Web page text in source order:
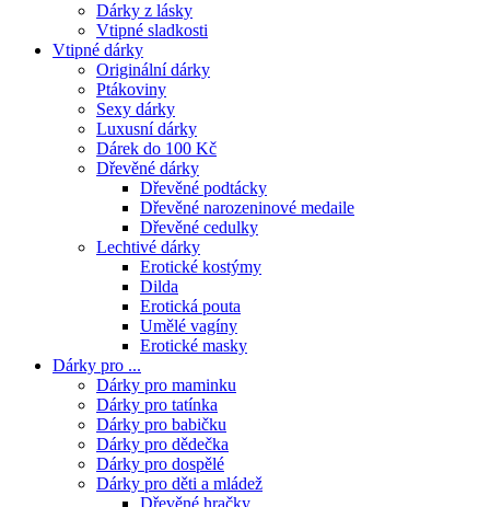
Dárky z lásky
Vtipné sladkosti
Vtipné dárky
Originální dárky
Ptákoviny
Sexy dárky
Luxusní dárky
Dárek do 100 Kč
Dřevěné dárky
Dřevěné podtácky
Dřevěné narozeninové medaile
Dřevěné cedulky
Lechtivé dárky
Erotické kostýmy
Dilda
Erotická pouta
Umělé vagíny
Erotické masky
Dárky pro ...
Dárky pro maminku
Dárky pro tatínka
Dárky pro babičku
Dárky pro dědečka
Dárky pro dospělé
Dárky pro děti a mládež
Dřevěné hračky